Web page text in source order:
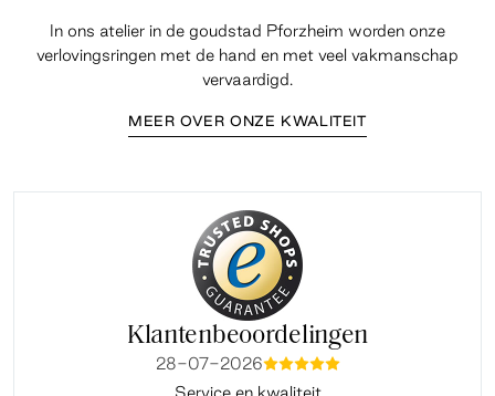
In ons atelier in de goudstad Pforzheim worden onze
verlovingsringen met de hand en met veel vakmanschap
vervaardigd.
MEER OVER ONZE KWALITEIT
Klantenbeoordelingen
28-07-2026mmmmm
Service en kwaliteit